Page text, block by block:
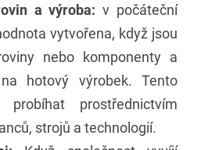
a výroba: v počáteční
vytvořena, když jsou
nebo komponenty a
hotový výrobek. Tento
prostřednictvím
strojů a technologií.